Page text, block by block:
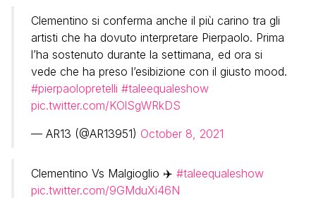
Clementino si conferma anche il più carino tra gli
artisti che ha dovuto interpretare Pierpaolo. Prima
l’ha sostenuto durante la settimana, ed ora si
vede che ha preso l’esibizione con il giusto mood.
#pierpaolopretelli #taleequaleshow
pic.twitter.com/KOlSgWRkDS
— AR13 (@AR13951) October 8, 2021
Clementino Vs Malgioglio ✈️ #taleequaleshow
pic.twitter.com/9GMduXi46N